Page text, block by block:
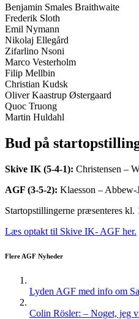
Benjamin Smales Braithwaite
Frederik Sloth
Emil Nymann
Nikolaj Ellegård
Zifarlino Nsoni
Marco Vesterholm
Filip Mellbin
Christian Kudsk
Oliver Kaastrup Østergaard
Quoc Truong
Martin Huldahl
Bud på
Skive IK (5-4-1): Christensen –
AGF (3-5-2): Klaesson – Abbew-
Startopstillingerne præsenteres kl.
Læs optakt til Skive IK- AGF her.
Flere AGF Nyheder
Lyden AGF med info om
Colin Rösler: – Noget, jeg